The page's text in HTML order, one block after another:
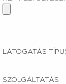
LÁTOGATÁS
SZOLGÁLTATÁS